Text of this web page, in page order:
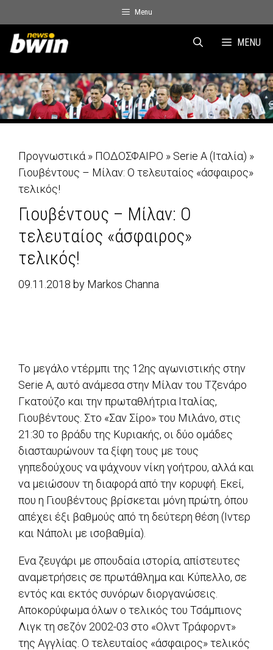
to
content
Menu
MENU
Προγνωστικά » ΠΟΔΟΣΦΑΙΡΟ » Serie A (Ιταλία) »
Γιουβέντους – Μίλαν: Ο τελευταίος «άσφαιρος»
τελικός!
Γιουβέντους – Μίλαν: Ο
τελευταίος «άσφαιρος»
τελικός!
09.11.2018 by Markos Channa
Το μεγάλο ντέρμπι της 12ης αγωνιστικής στην
Serie A, αυτό ανάμεσα στην Μίλαν του Τζενάρο
Γκατούζο και την πρωταθλήτρια Ιταλίας,
Γιουβέντους. Στο «Σαν Σίρο» του Μιλάνο, στις
21:30 το βράδυ της Κυριακής, οι δύο ομάδες
διασταυρώνουν τα ξίφη τους με τους
γηπεδούχους να ψάχνουν νίκη γοήτρου, αλλά και
να μειώσουν τη διαφορά από την κορυφή. Εκεί,
που η Γιουβέντους βρίσκεται μόνη πρώτη, όπου
απέχει έξι βαθμούς από τη δεύτερη θέση (Ιντερ
και Νάπολι με ισοβαθμία).
Ενα ζευγάρι με σπουδαία ιστορία, απίστευτες
αναμετρήσεις σε πρωτάθλημα και Κύπελλο, σε
εντός και εκτός συνόρων διοργανώσεις.
Αποκορύφωμα όλων ο τελικός του Τσάμπιονς
Λιγκ τη σεζόν 2002-03 στο «Ολντ Τράφορντ»
της Αγγλίας. Ο τελευταίος «άσφαιρος» τελικός